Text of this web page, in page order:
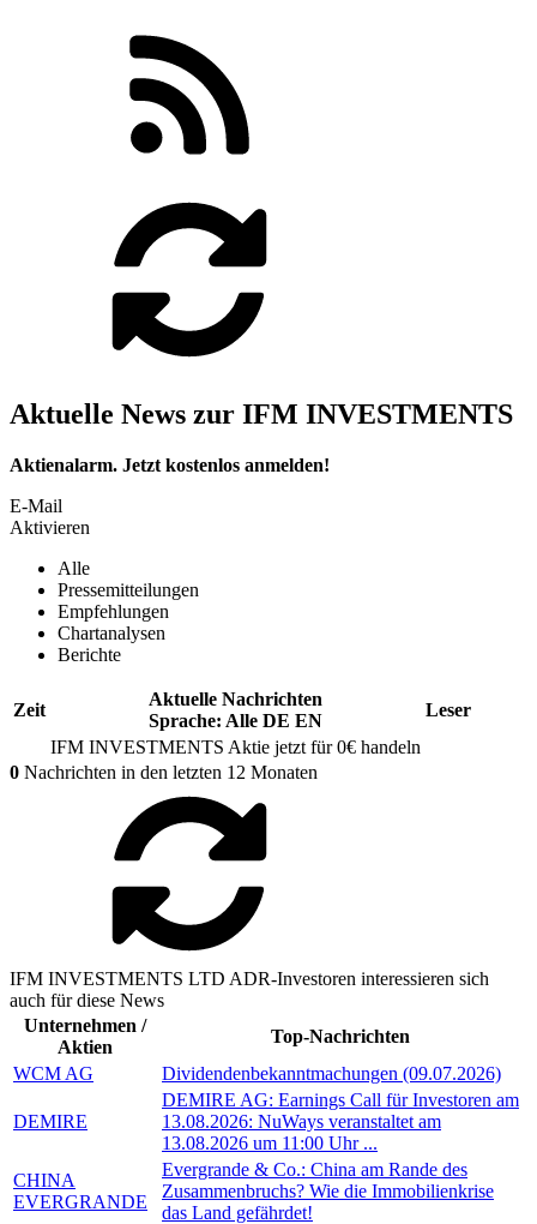
Aktuelle News zur IFM INVESTMENTS
Aktienalarm. Jetzt kostenlos anmelden!
E-Mail
Aktivieren
Alle
Pressemitteilungen
Empfehlungen
Chartanalysen
Berichte
Zeit
Aktuelle Nachrichten
Sprache: Alle DE EN
Leser
IFM INVESTMENTS Aktie jetzt für 0€ handeln
0 Nachrichten in den letzten 12 Monaten
IFM INVESTMENTS LTD ADR-Investoren interessieren sich
auch für diese News
Unternehmen /
Aktien
Top-Nachrichten
WCM AG
Dividendenbekanntmachungen (09.07.2026)
DEMIRE
DEMIRE AG: Earnings Call für Investoren am
13.08.2026: NuWays veranstaltet am
13.08.2026 um 11:00 Uhr ...
CHINA
EVERGRANDE
Evergrande & Co.: China am Rande des
Zusammenbruchs? Wie die Immobilienkrise
das Land gefährdet!